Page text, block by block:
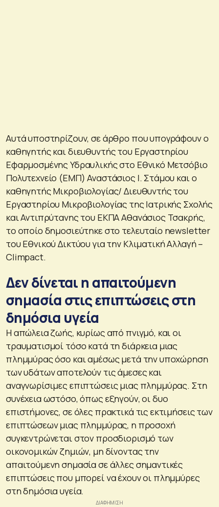
Αυτά υποστηρίζουν, σε άρθρο που υπογράφουν ο
καθηγητής και διευθυντής του Εργαστηρίου
Εφαρμοσμένης Υδραυλικής στο Εθνικό Μετσόβιο
Πολυτεχνείο (ΕΜΠ) Αναστάσιος Ι. Στάμου και ο
καθηγητής Μικροβιολογίας/ Διευθυντής του
Εργαστηρίου Μικροβιολογίας της Ιατρικής Σχολής
και Αντιπρύτανης του ΕΚΠΑ Αθανάσιος Τσακρής,
το οποίο δημοσιεύτηκε στο τελευταίο newsletter
του Εθνικού Δικτύου για την Κλιματική Αλλαγή –
Climpact.
Δεν δίνεται η απαιτούμενη
σημασία στις επιπτώσεις στη
δημόσια υγεία
Η απώλεια ζωής, κυρίως από πνιγμό, και οι
τραυματισμοί τόσο κατά τη διάρκεια μιας
πλημμύρας όσο και αμέσως μετά την υποχώρηση
των υδάτων αποτελούν τις άμεσες και
αναγνωρίσιμες επιπτώσεις μιας πλημμύρας. Στη
συνέχεια ωστόσο, όπως εξηγούν, οι δυο
επιστήμονες, σε όλες πρακτικά τις εκτιμήσεις των
επιπτώσεων μιας πλημμύρας, η προσοχή
συγκεντρώνεται στον προσδιορισμό των
οικονομικών ζημιών, μη δίνοντας την
απαιτούμενη σημασία σε άλλες σημαντικές
επιπτώσεις που μπορεί να έχουν οι πλημμύρες
στη δημόσια υγεία.